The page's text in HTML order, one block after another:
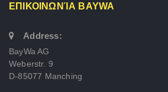
ΕΠΙΚΟΙΝΩΝΊΑ BAYWA
Address:
BayWa AG
Weberstr. 9
D-85077 Manching